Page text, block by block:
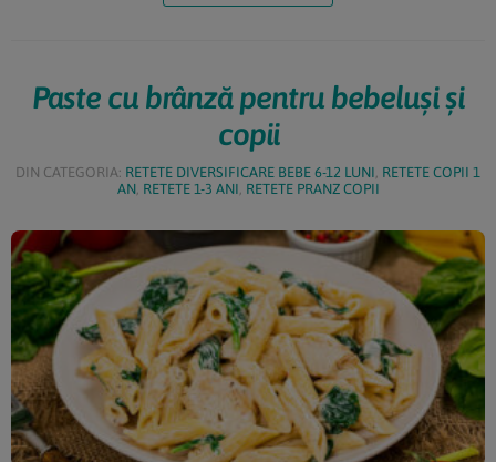
Paste cu brânză pentru bebeluși și
copii
DIN CATEGORIA: RETETE DIVERSIFICARE BEBE 6-12 LUNI RETETE COPII 1
AN, RETETE 1-3 ANI RETETE PRANZ COPII